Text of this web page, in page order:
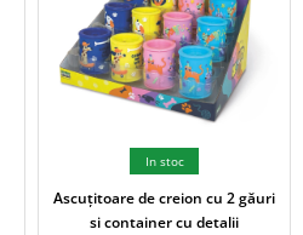
In stoc
Ascuțitoare de creion cu 2 găuri
si container cu detalii